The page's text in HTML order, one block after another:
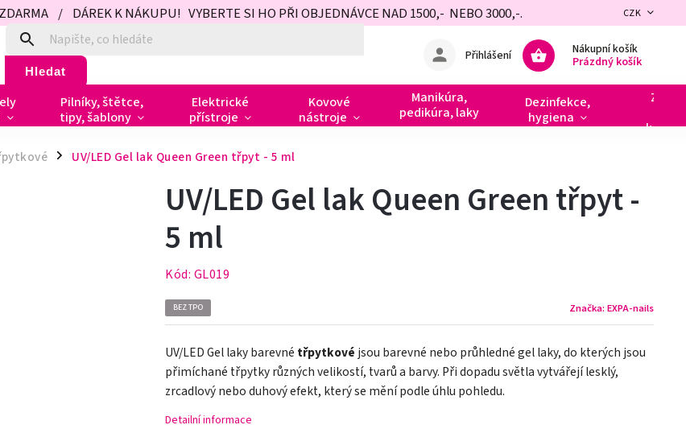
/ DÁREK K NÁKUPU! VYBERTE SI HO PŘI OBJEDNÁVCE NAD 1500,- NEBO 3000,-. CZK
Hledat
Nákupní košík
Prázdný košík
Přihlášení
Pilníky, štětce,
tipy, šablony
Elektrické
přístroje
Kovové
nástroje
Manikúra,
pedikúra, laky
Dezinfekce,
hygiena
/ UV/LED Gel lak Queen Green třpyt - 5 ml
UV/LED Gel lak Queen Green třpyt -
5 ml
Kód: GL019
BEZ TPO Značka: EXPA-nails
UV/LED Gel laky barevné třpytkové jsou barevné nebo průhledné gel laky, do kterých jsou
přimíchané třpytky různých velikostí, tvarů a barvy. Při dopadu světla vytvářejí lesklý,
zrcadlový nebo duhový efekt, který se mění podle úhlu pohledu.
Detailní informace